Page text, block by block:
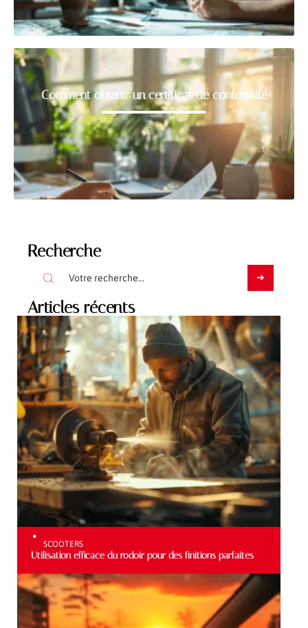
Comment obtenir un certificat de conformité
Recherche
Articles récents
SCOOTERS
Utilisation efficace du rodoir pour des finitions parfaites